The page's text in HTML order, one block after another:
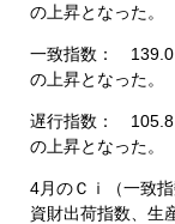
の上昇となった。
一致指数： 139.0
の上昇となった。
遅行指数： 105.8
の上昇となった。
4月のＣｉ（一致
資財出荷指数、生